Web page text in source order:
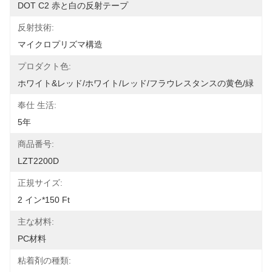
DOT C2 赤と白の反射テープ
反射技術:
マイクロプリズマ構造
プロダクト色:
ホワイト&レッド/ホワイト/レッド/フラウレスタンスの黄色/緑
奉仕 生活:
5年
商品番号:
LZT2200D
正規サイズ:
2 イン*150 Ft
主な材料:
PC材料
粘着剤の種類: